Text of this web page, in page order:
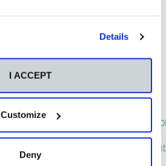
Details
I ACCEPT
Customize
Deny
abril
2016
2016
enero
2015